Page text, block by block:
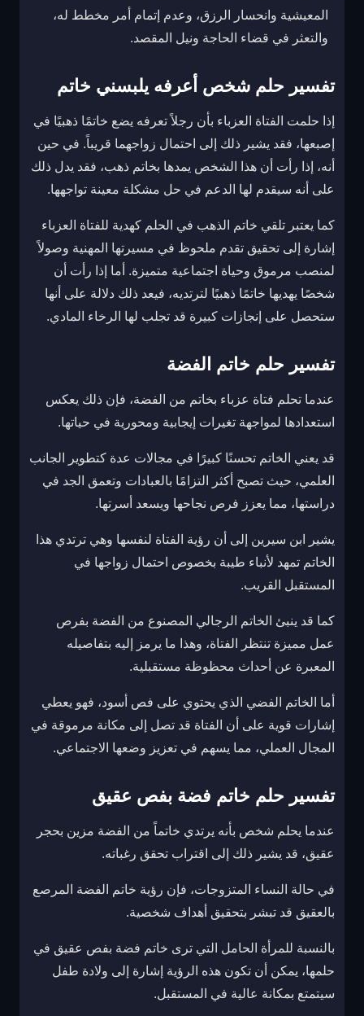
المعيشية وانحسار الرزق، وعدم إتمام أمر مخطط له،
والتعثر في قضاء الحاجة ونيل المقصد.
تفسير حلم شخص أعرفه يلبسني خاتم
إذا حلمت الفتاة العزباء بأن رجلاً تعرفه يضع خاتمًا ذهبيًا في
إصبعها، فقد يشير ذلك إلى احتمال زواجهما قريباً. في حين
أنه، إذا رأت أن هذا الشخص يمدها بخاتم ذهب، فقد يدل ذلك
على أنه سيقدم لها الدعم في حل مشكلة معينة تواجهها.
كما يعتبر تلقي خاتم الذهب في الحلم كهدية للفتاة العزباء
إشارة إلى تحقيق تقدم ملحوظ في مسيرتها المهنية وصولاً
لمنصب مرموق وحياة اجتماعية متميزة. أما إذا رأت أن
شخصًا يهديها خاتمًا ذهبيًا لترتديه، فيعد ذلك دلالة على أنها
ستحصل على إنجازات كبيرة قد تجلب لها الرخاء المادي.
تفسير حلم خاتم الفضة
عندما تحلم فتاة عزباء بخاتم من الفضة، فإن ذلك يعكس
استعدادها لمواجهة تغيرات إيجابية ومحورية في حياتها.
قد يعني الخاتم تحسنًا كبيرًا في مجالات عدة كتطوير الجانب
العلمي، حيث تصبح أكثر التزامًا بالعبادات وتعمق الجد في
دراستها، مما يعزز فرص نجاحها ويسعد أسرتها.
يشير ابن سيرين إلى أن رؤية الفتاة لنفسها وهي ترتدي هذا
الخاتم تمهد لأنباء طيبة بخصوص احتمال زواجها في
المستقبل القريب.
كما قد ينبئ الخاتم الرجالي المصنوع من الفضة بفرص
عمل مميزة تنتظر الفتاة، وهذا ما يرمز إليه بتفاصيله
المعبرة عن أحداث محظوظة مستقبلية.
أما الخاتم الفضي الذي يحتوي على فص أسود، فهو يعطي
إشارات قوية على أن الفتاة قد تصل إلى مكانة مرموقة في
المجال العملي، مما يسهم في تعزيز وضعها الاجتماعي.
تفسير حلم خاتم فضة بفص عقيق
عندما يحلم شخص بأنه يرتدي خاتماً من الفضة مزين بحجر
عقيق، قد يشير ذلك إلى اقتراب تحقق رغباته.
في حالة النساء المتزوجات، فإن رؤية خاتم الفضة المرصع
بالعقيق قد تبشر بتحقيق أهداف شخصية.
بالنسبة للمرأة الحامل التي ترى خاتم فضة بفص عقيق في
حلمها، يمكن أن تكون هذه الرؤية إشارة إلى ولادة طفل
سيتمتع بمكانة عالية في المستقبل.